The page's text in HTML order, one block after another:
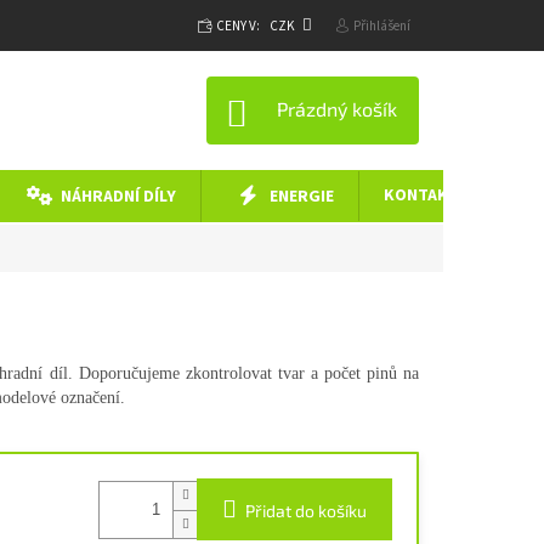
CENY V: CZK Přihlášení
NÁKUPNÍ KOŠÍK
Prázdný košík
NÁHRADNÍ DÍLY ENERGIE KONTAKTY
Přidat do košíku
díl. Doporučujeme zkontrolovat tvar a počet pinů na
označení.